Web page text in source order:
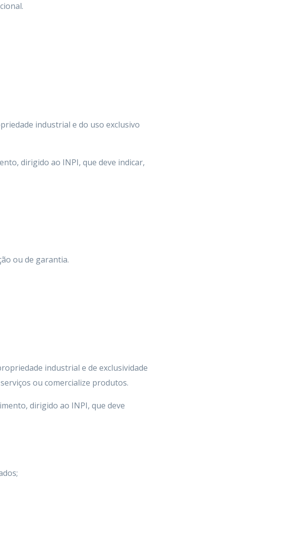
industrial e do uso exclusivo
dirigido ao INPI, que deve indicar,
ou de garantia.
industrial e de exclusividade
ou comercialize produtos.
dirigido ao INPI, que deve